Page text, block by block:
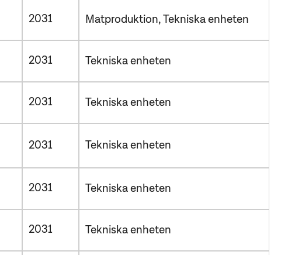
2031 Matproduktion Tekniska enheten
2031 Tekniska enheten
2031 Tekniska enheten
2031 Tekniska enheten
2031 Tekniska enheten
2031 Tekniska enheten